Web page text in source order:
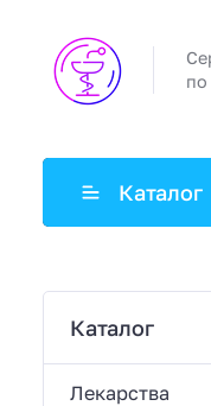
по
Каталог
Каталог
Лекарства